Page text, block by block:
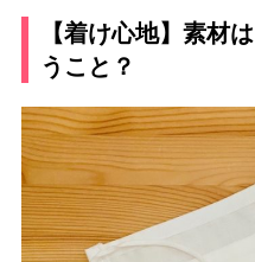
【着け心地】素材
うこと？